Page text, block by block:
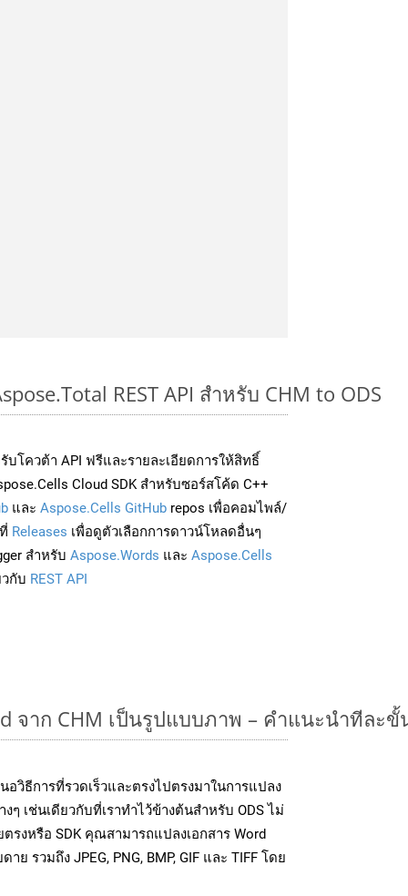
REST API สำหรับ CHM to ODS
รับโควต้า API ฟรีและรายละเอียดการให้สิทธิ์
Cloud SDK สำหรับซอร์สโค้ด C++
และ Aspose.Cells GitHub repos เพื่อคอมไพล์/
Releases เพื่อดูตัวเลือกการดาวน์โหลดอื่นๆ
สำหรับ Aspose.Words และ Aspose.Cells
กับ REST API
จาก CHM เป็นรูปแบบภาพ – คำแนะนำทีละ
อวิธีการที่รวดเร็วและตรงไปตรงมาในการแปลง
ๆ เช่นเดียวกับที่เราทำไว้ข้างต้นสำหรับ ODS ไม่
ตรงหรือ SDK คุณสามารถแปลงเอกสาร Word
ย รวมถึง JPEG, PNG, BMP, GIF และ TIFF โดย